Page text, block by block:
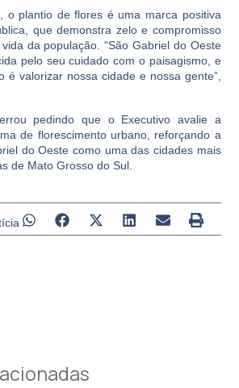
o plantio de flores é uma marca positiva
que demonstra zelo e compromisso
da população. “São Gabriel do Oeste
pelo seu cuidado com o paisagismo, e
é valorizar nossa cidade e nossa gente”,
pedindo que o Executivo avalie a
de florescimento urbano, reforçando a
do Oeste como uma das cidades mais
de Mato Grosso do Sul.